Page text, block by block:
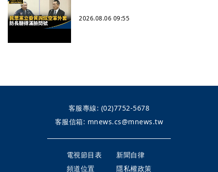
2026.08.06 09:55
客服專線: (02)7752-5678
客服信箱: mnews.cs@mnews.tw
電視節目表
新聞自律
頻道位置
隱私權政策